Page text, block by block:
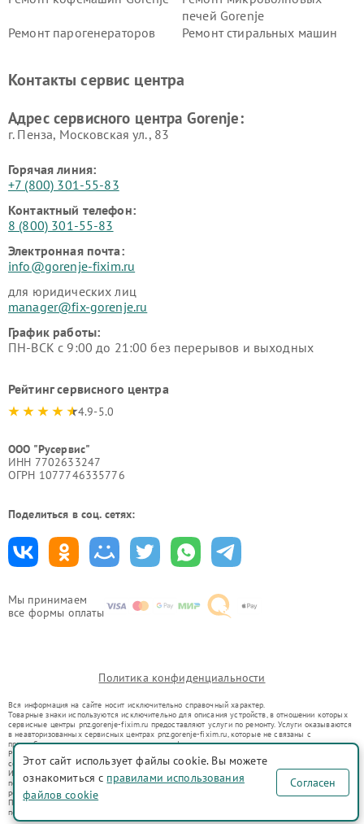
Мы принимаем
все формы оплаты
печей Gorenje
Ремонт парогенераторов
Ремонт стиральных машин
Контакты сервис центра
Адрес сервисного центра Gorenje:
г. Пенза, Московская ул., 83
Горячая линия:
+7 (800) 301-55-83
Контактный телефон:
8 (800) 301-55-83
Электронная почта:
info@gorenje-fixim.ru
для юридических лиц
manager@fix-gorenje.ru
График работы:
ПН-ВСК с 9:00 до 21:00 без перерывов и выходных
Рейтинг сервисного центра
4.9-5.0
ООО "Русервис"
ИНН 7702633247
ОГРН 1077746335776
Поделиться в соц. сетях:
Политика конфиденциальности
Вся информация на сайте носит исключительно справочный характер.
Товарные знаки используются исключительно для описания устройств, в отношении которых
сервисные центры pnz.gorenje-fixim.ru предоставляют услуги по ремонту. Услуги оказываются
в неавторизованных сервисных центрах pnz.gorenje-fixim.ru, которые не связаны с
правообладателями товарных знаков или их официальными представителями.
Ремонт осуществляется для устройств, уже введенных в гражданский оборот в соответствии
со статьей 1487 ГК РФ.
Использование товарных знаков не преследует цели индивидуализации услуг или введения
потребителей в заблуждение, а служит для информирования о предоставляемых услугах по
ремонту техники указанных брендов.
Представленная на сайте информация не является публичной офертой, определяемой
положениями Статьи 437(2) Гражданского кодекса РФ
Этот сайт использует файлы cookie. Вы можете
ознакомиться с правилами использования
файлов cookie
Согласен